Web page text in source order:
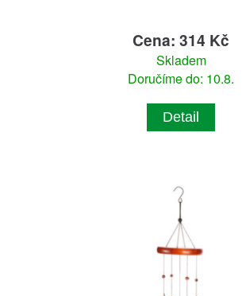
Cena: 314 Kč
Skladem
Doručíme do: 10.8.
Detail